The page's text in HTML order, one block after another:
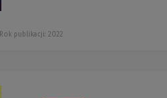
Rok publikacji: 2022